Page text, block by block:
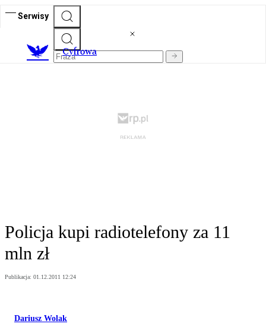
Serwisy
Cyfrowa
Policja kupi radiotelefony za 11
mln zł
Publikacja: 01.12.2011 12:24
Dariusz Wolak